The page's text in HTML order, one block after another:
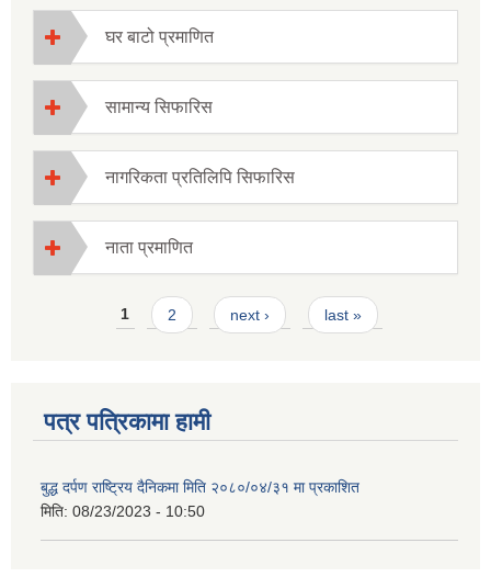
घर बाटो प्रमाणित
सामान्य सिफारिस
नागरिकता प्रतिलिपि सिफारिस
नाता प्रमाणित
Pages1 2 next › last »
पत्र पत्रिकामा हामी
बुद्ध दर्पण राष्ट्रिय दैनिकमा मिति २०८०/०४/३१ मा प्रकाशित
मिति: 08/23/2023 - 10:50